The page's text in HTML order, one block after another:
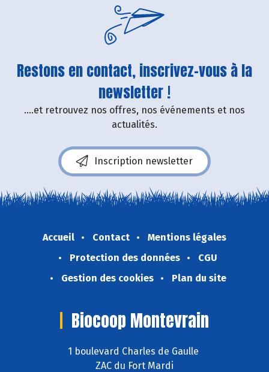
Restons en contact, inscrivez-vous à la
newsletter !
....et retrouvez nos offres, nos événements et nos
actualités.
Inscription newsletter
Accueil Contact
Mentions légales
Protection des données
CGU
Gestion des cookies
Plan du site
Biocoop Montevrain
1 boulevard Charles de Gaulle
ZAC du Fort Mardi